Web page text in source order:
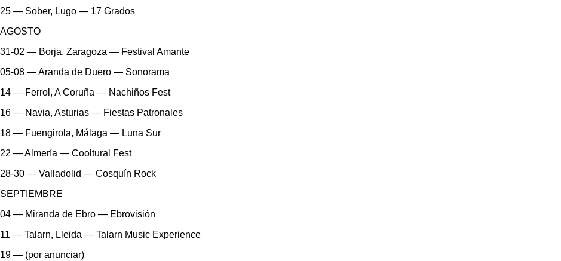
25 — Sober, Lugo — 17 Grados
AGOSTO
31-02 — Borja, Zaragoza — Festival Amante
05-08 — Aranda de Duero — Sonorama
14 — Ferrol, A Coruña — Nachiños Fest
16 — Navia, Asturias — Fiestas Patronales
18 — Fuengirola, Málaga — Luna Sur
22 — Almería — Cooltural Fest
28-30 — Valladolid — Cosquín Rock
SEPTIEMBRE
04 — Miranda de Ebro — Ebrovisión
11 — Talarn, Lleida — Talarn Music Experience
19 — (por anunciar)